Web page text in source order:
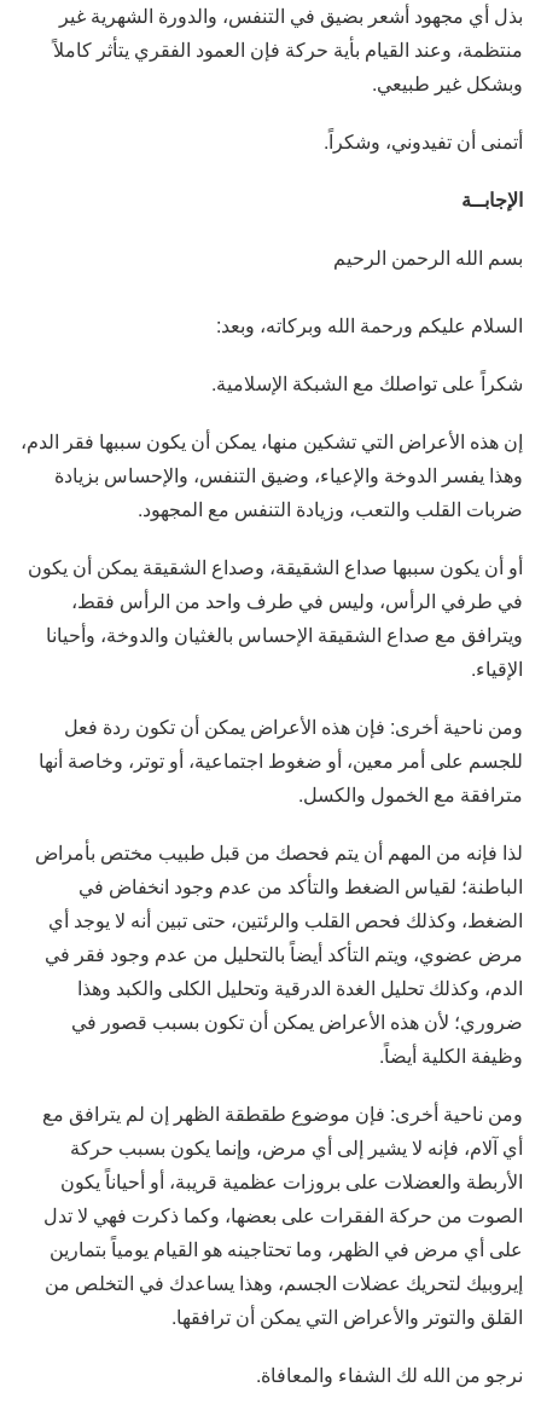
بذل أي مجهود أشعر بضيق في التنفس، والدورة الشهرية غير
منتظمة، وعند القيام بأية حركة فإن العمود الفقري يتأثر كاملاً
وبشكل غير طبيعي.
أتمنى أن تفيدوني، وشكراً.
الإجابــة
بسم الله الرحمن الرحيم
السلام عليكم ورحمة الله وبركاته، وبعد:
شكراً على تواصلك مع الشبكة الإسلامية.
إن هذه الأعراض التي تشكين منها، يمكن أن يكون سببها فقر الدم،
وهذا يفسر الدوخة والإعياء، وضيق التنفس، والإحساس بزيادة
ضربات القلب والتعب، وزيادة التنفس مع المجهود.
أو أن يكون سببها صداع الشقيقة، وصداع الشقيقة يمكن أن يكون
في طرفي الرأس، وليس في طرف واحد من الرأس فقط،
ويترافق مع صداع الشقيقة الإحساس بالغثيان والدوخة، وأحيانا
الإقياء.
ومن ناحية أخرى: فإن هذه الأعراض يمكن أن تكون ردة فعل
للجسم على أمر معين، أو ضغوط اجتماعية، أو توتر، وخاصة أنها
مترافقة مع الخمول والكسل.
لذا فإنه من المهم أن يتم فحصك من قبل طبيب مختص بأمراض
الباطنة؛ لقياس الضغط والتأكد من عدم وجود انخفاض في
الضغط، وكذلك فحص القلب والرئتين، حتى تبين أنه لا يوجد أي
مرض عضوي، ويتم التأكد أيضاً بالتحليل من عدم وجود فقر في
الدم، وكذلك تحليل الغدة الدرقية وتحليل الكلى والكبد وهذا
ضروري؛ لأن هذه الأعراض يمكن أن تكون بسبب قصور في
وظيفة الكلية أيضاً.
ومن ناحية أخرى: فإن موضوع طقطقة الظهر إن لم يترافق مع
أي آلام، فإنه لا يشير إلى أي مرض، وإنما يكون بسبب حركة
الأربطة والعضلات على بروزات عظمية قريبة، أو أحياناً يكون
الصوت من حركة الفقرات على بعضها، وكما ذكرت فهي لا تدل
على أي مرض في الظهر، وما تحتاجينه هو القيام يومياً بتمارين
إيروبيك لتحريك عضلات الجسم، وهذا يساعدك في التخلص من
القلق والتوتر والأعراض التي يمكن أن ترافقها.
نرجو من الله لك الشفاء والمعافاة.